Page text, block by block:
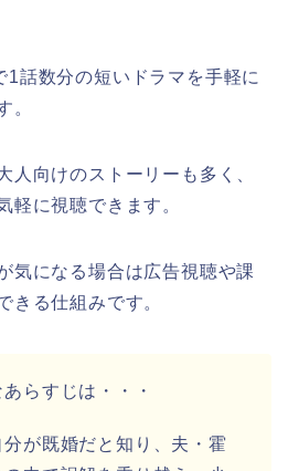
話数分の短いドラマを手軽に
。
人向けのストーリーも多く、
軽に視聴できます。
気になる場合は広告視聴や課
きる仕組みです。
らすじは・・・
が既婚だと知り、夫・霍